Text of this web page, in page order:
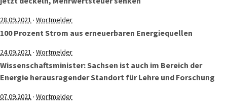
28.09.2021 · Wortmelder
100 Prozent Strom aus erneuerbaren Energiequellen
24.09.2021 · Wortmelder
Wissenschaftsminister: Sachsen ist auch im Bereich der
Energie herausragender Standort für Lehre und Forschung
07.09.2021 · Wortmelder